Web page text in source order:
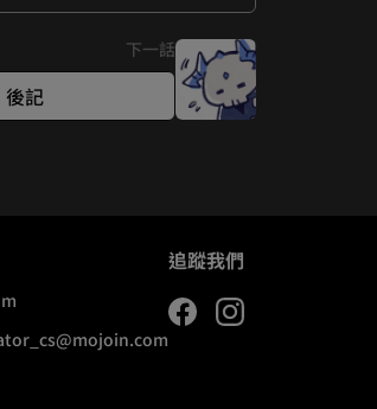
下一話
後記
追蹤我們